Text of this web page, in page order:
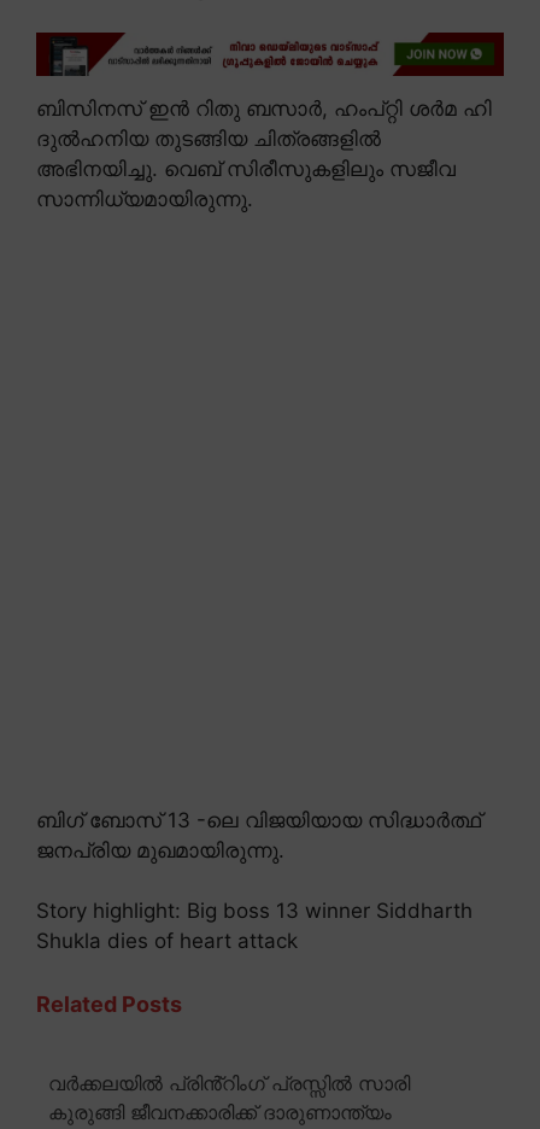
ബിസിനസ് ഇൻ റിതു ബസാർ, ഹംപ്റ്റി ശർമ ഹി
ദുൽഹനിയ തുടങ്ങിയ ചിത്രങ്ങളിൽ
അഭിനയിച്ചു. വെബ് സിരീസുകളിലും സജീവ
സാന്നിധ്യമായിരുന്നു.
ബിഗ് ബോസ് 13 -ലെ വിജയിയായ സിദ്ധാർത്ഥ്
ജനപ്രിയ മുഖമായിരുന്നു.
Story highlight: Big boss 13 winner Siddharth
Shukla dies of heart attack
Related Posts
വർക്കലയിൽ പ്രിൻ്റിംഗ് പ്രസ്സിൽ സാരി
കുരുങ്ങി ജീവനക്കാരിക്ക് ദാരുണാന്ത്യം